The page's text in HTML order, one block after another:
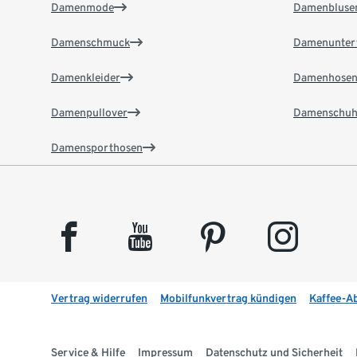
Damenmode
Damenschmuck
Damenkleider
Damenpullover
Damensporthosen
Damenhosen
facebook youtube pinterest instagram
Vertrag widerrufen Mobilfunkvertrag kündigen Kaffee-
Service & Hilfe Impressum Datenschutz und Sicherheit